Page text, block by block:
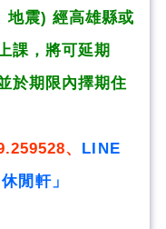
地震) 經高雄縣或
課，將可延期
於期限內擇期住
、 LINE
閒軒」